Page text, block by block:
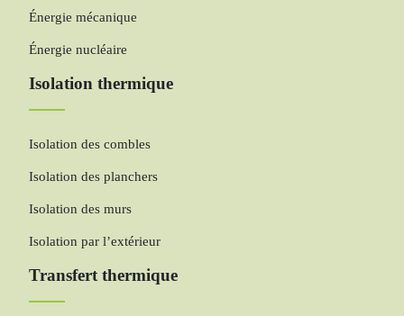
Énergie mécanique
Énergie nucléaire
Isolation thermique
Isolation des combles
Isolation des planchers
Isolation des murs
Isolation par l’extérieur
Transfert thermique